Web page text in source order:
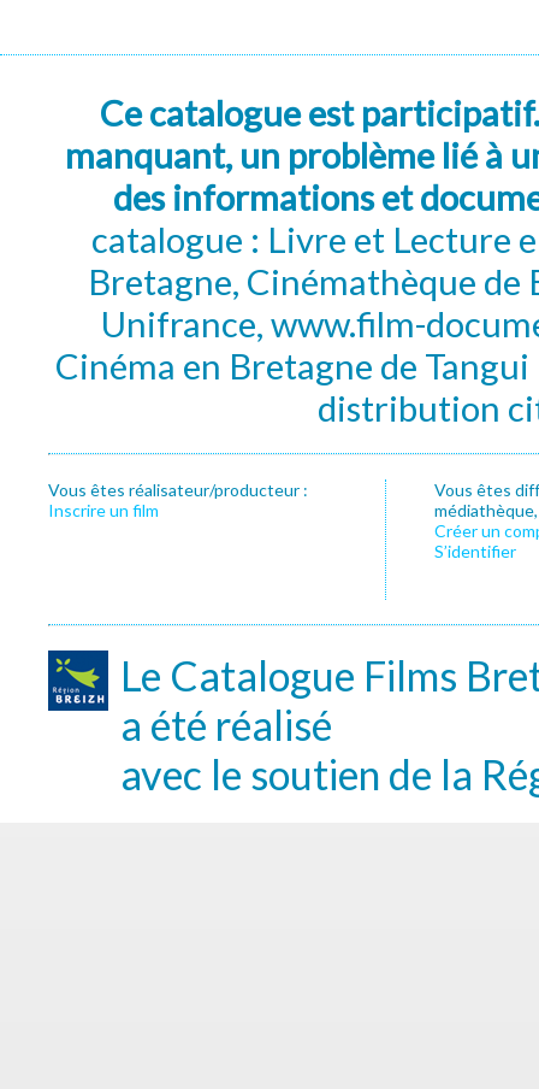
Ce catalogue est
manquant, un problème lié à
des informations et
catalogue : Livre et Lecture
Bretagne, Cinémathèque de
Unifrance, www.film-
Cinéma en Bretagne de
distribution
Vous êtes réalisateur/producteur :
Inscrire un film
Vous êtes
Créer un
S’identifier
Le Catalogue Films
a été réalisé
avec le soutien de la